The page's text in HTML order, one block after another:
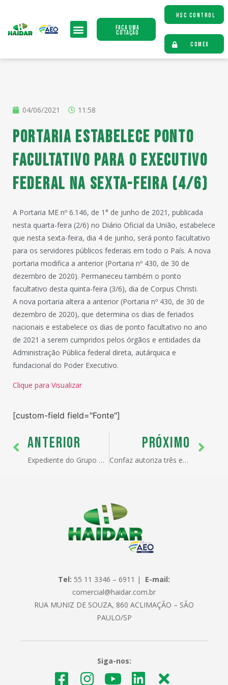
Faça uma
Cotação
HSC CONTROL
COMEX
04/06/2021 11:58
Portaria estabelece ponto
facultativo para o Executivo
federal na sexta-feira (4/6)
A Portaria ME nº 6.146, de 1° de junho de 2021, publicada
nesta quarta-feira (2/6) no Diário Oficial da União, estabelece
que nesta sexta-feira, dia 4 de junho, será ponto facultativo
para os servidores públicos federais em todo o País. A nova
portaria modifica a anterior (Portaria nº 430, de 30 de
dezembro de 2020). Permaneceu também o ponto
facultativo desta quinta-feira (3/6), dia de Corpus Christi.
A nova portaria altera a anterior (Portaria nº 430, de 30 de
dezembro de 2020), que determina os dias de feriados
nacionais e estabelece os dias de ponto facultativo no ano
de 2021 a serem cumpridos pelos órgãos e entidades da
Administração Pública federal direta, autárquica e
fundacional do Poder Executivo.
Clique para Visualizar
[custom-field field="Fonte"]
ANTERIOR
Expediente do Grupo Haidar no dia 03/06 (Corpus Christi)
PRÓXIMO
Confaz autoriza três estados a isentarem do ICMS as vendas do “kit intubação”
Tel: 55 11 3346 – 6911 | E-mail:
comercial@haidar.com.br
RUA MUNIZ DE SOUZA, 860 ACLIMAÇÃO – SÃO
PAULO/SP
Siga-nos: